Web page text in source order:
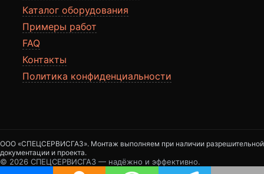
Каталог оборудования
Примеры работ
FAQ
Контакты
Политика конфиденциальности
ООО «СПЕЦСЕРВИСГАЗ». Монтаж выполняем при наличии разрешительной
документации и проекта.
© 2026 СПЕЦСЕРВИСГАЗ — надёжно и эффективно.